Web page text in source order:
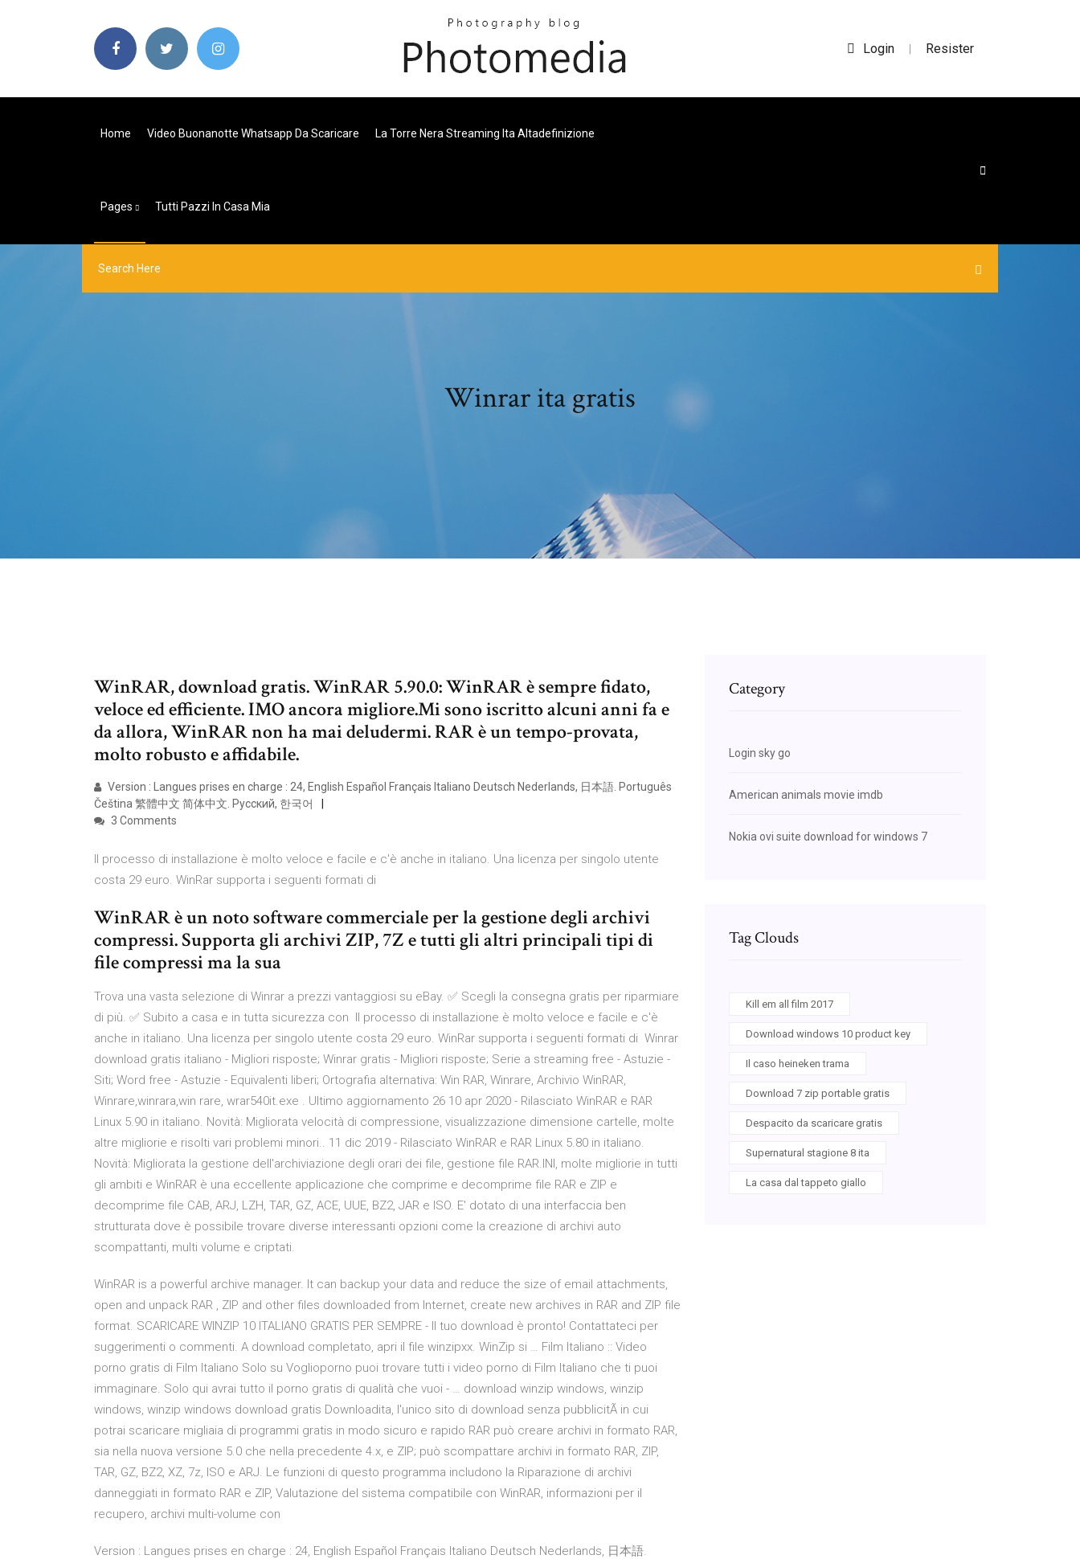
Login | Resister
Home Video Buonanotte Whatsapp Da Scaricare La Torre Nera Streaming Ita Altadefinizione
Pages Tutti Pazzi In Casa Mia
Winrar ita gratis
WinRAR, download gratis. WinRAR 5.90.0: WinRAR è sempre fidato,
veloce ed efficiente. IMO ancora migliore.Mi sono iscritto alcuni anni fa e
da allora, WinRAR non ha mai deludermi. RAR è un tempo-provata,
molto robusto e affidabile.
Version : Langues prises en charge : 24, English Español Français Italiano Deutsch Nederlands, 日本語. Português
Čeština 繁體中文 简体中文. Pусский, 한국어
3 Comments
Il processo di installazione è molto veloce e facile e c'è anche in italiano. Una licenza per singolo utente
costa 29 euro. WinRar supporta i seguenti formati di
WinRAR è un noto software commerciale per la gestione degli archivi
compressi. Supporta gli archivi ZIP, 7Z e tutti gli altri principali tipi di
file compressi ma la sua
Trova una vasta selezione di Winrar a prezzi vantaggiosi su eBay. ✅ Scegli la consegna gratis per riparmiare
di più. ✅ Subito a casa e in tutta sicurezza con Il processo di installazione è molto veloce e facile e c'è
anche in italiano. Una licenza per singolo utente costa 29 euro. WinRar supporta i seguenti formati di Winrar
download gratis italiano - Migliori risposte; Winrar gratis - Migliori risposte; Serie a streaming free - Astuzie -
Siti; Word free - Astuzie - Equivalenti liberi; Ortografia alternativa: Win RAR, Winrare, Archivio WinRAR,
Winrare,winrara,win rare, wrar540it.exe . Ultimo aggiornamento 26 10 apr 2020 - Rilasciato WinRAR e RAR
Linux 5.90 in italiano. Novità: Migliorata velocità di compressione, visualizzazione dimensione cartelle, molte
altre migliorie e risolti vari problemi minori.. 11 dic 2019 - Rilasciato WinRAR e RAR Linux 5.80 in italiano.
Novità: Migliorata la gestione dell'archiviazione degli orari dei file, gestione file RAR.INI, molte migliorie in tutti
gli ambiti e WinRAR è una eccellente applicazione che comprime e decomprime file RAR e ZIP e
decomprime file CAB, ARJ, LZH, TAR, GZ, ACE, UUE, BZ2, JAR e ISO. E' dotato di una interfaccia ben
strutturata dove è possibile trovare diverse interessanti opzioni come la creazione di archivi auto
scompattanti, multi volume e criptati.
WinRAR is a powerful archive manager. It can backup your data and reduce the size of email attachments,
open and unpack RAR , ZIP and other files downloaded from Internet, create new archives in RAR and ZIP file
format. SCARICARE WINZIP 10 ITALIANO GRATIS PER SEMPRE - Il tuo download è pronto! Contattateci per
suggerimenti o commenti. A download completato, apri il file winzipxx. WinZip si … Film Italiano :: Video
porno gratis di Film Italiano Solo su Voglioporno puoi trovare tutti i video porno di Film Italiano che ti puoi
immaginare. Solo qui avrai tutto il porno gratis di qualità che vuoi - … download winzip windows, winzip
windows, winzip windows download gratis Downloadita, l'unico sito di download senza pubblicitÃ in cui
potrai scaricare migliaia di programmi gratis in modo sicuro e rapido RAR può creare archivi in formato RAR,
sia nella nuova versione 5.0 che nella precedente 4.x, e ZIP; può scompattare archivi in formato RAR, ZIP,
TAR, GZ, BZ2, XZ, 7z, ISO e ARJ. Le funzioni di questo programma includono la Riparazione di archivi
danneggiati in formato RAR e ZIP, Valutazione del sistema compatibile con WinRAR, informazioni per il
recupero, archivi multi-volume con
Version : Langues prises en charge : 24, English Español Français Italiano Deutsch Nederlands, 日本語.
Category
Login sky go
American animals movie imdb
Nokia ovi suite download for windows 7
Tag Clouds
Kill em all film 2017
Download windows 10 product key
Il caso heineken trama
Download 7 zip portable gratis
Despacito da scaricare gratis
Supernatural stagione 8 ita
La casa dal tappeto giallo